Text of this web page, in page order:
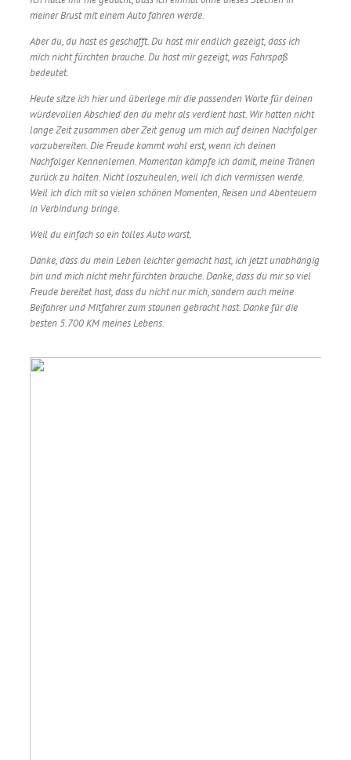
meiner Brust mit einem Auto fahren werde.
Aber du, du hast es geschafft. Du hast mir endlich gezeigt, dass ich
mich nicht fürchten brauche. Du hast mir gezeigt, was Fahrspaß
bedeutet.
Heute sitze ich hier und überlege mir die passenden Worte für deinen
würdevollen Abschied den du mehr als verdient hast. Wir hatten nicht
lange Zeit zusammen aber Zeit genug um mich auf deinen Nachfolger
vorzubereiten. Die Freude kommt wohl erst, wenn ich deinen
Nachfolger Kennenlernen. Momentan kämpfe ich damit, meine Tränen
zurück zu halten. Nicht loszuheulen, weil ich dich vermissen werde.
Weil ich dich mit so vielen schönen Momenten, Reisen und Abenteuern
in Verbindung bringe.
Weil du einfach so ein tolles Auto warst.
Danke, dass du mein Leben leichter gemacht hast, ich jetzt unabhängig
bin und mich nicht mehr fürchten brauche. Danke, dass du mir so viel
Freude bereitet hast, dass du nicht nur mich, sondern auch meine
Beifahrer und Mitfahrer zum staunen gebracht hast. Danke für die
besten 5.700 KM meines Lebens.